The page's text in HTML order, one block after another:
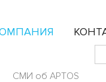
СМИ об APTOS